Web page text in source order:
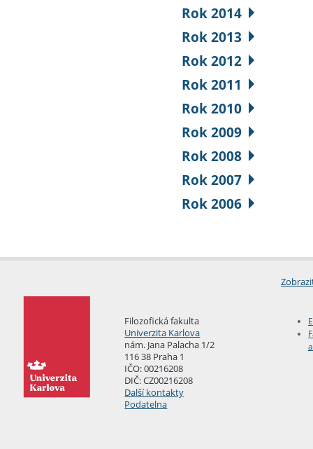
Rok 2014
Rok 2013
Rok 2012
Rok 2011
Rok 2010
Rok 2009
Rok 2008
Rok 2007
Rok 2006
Filozofická fakulta
Univerzita Karlova
nám. Jana Palacha 1/2
116 38 Praha 1
IČO: 00216208
DIČ: CZ00216208
Další kontakty
Podatelna